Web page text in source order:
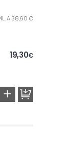
A 38,60 €
19,30€
+